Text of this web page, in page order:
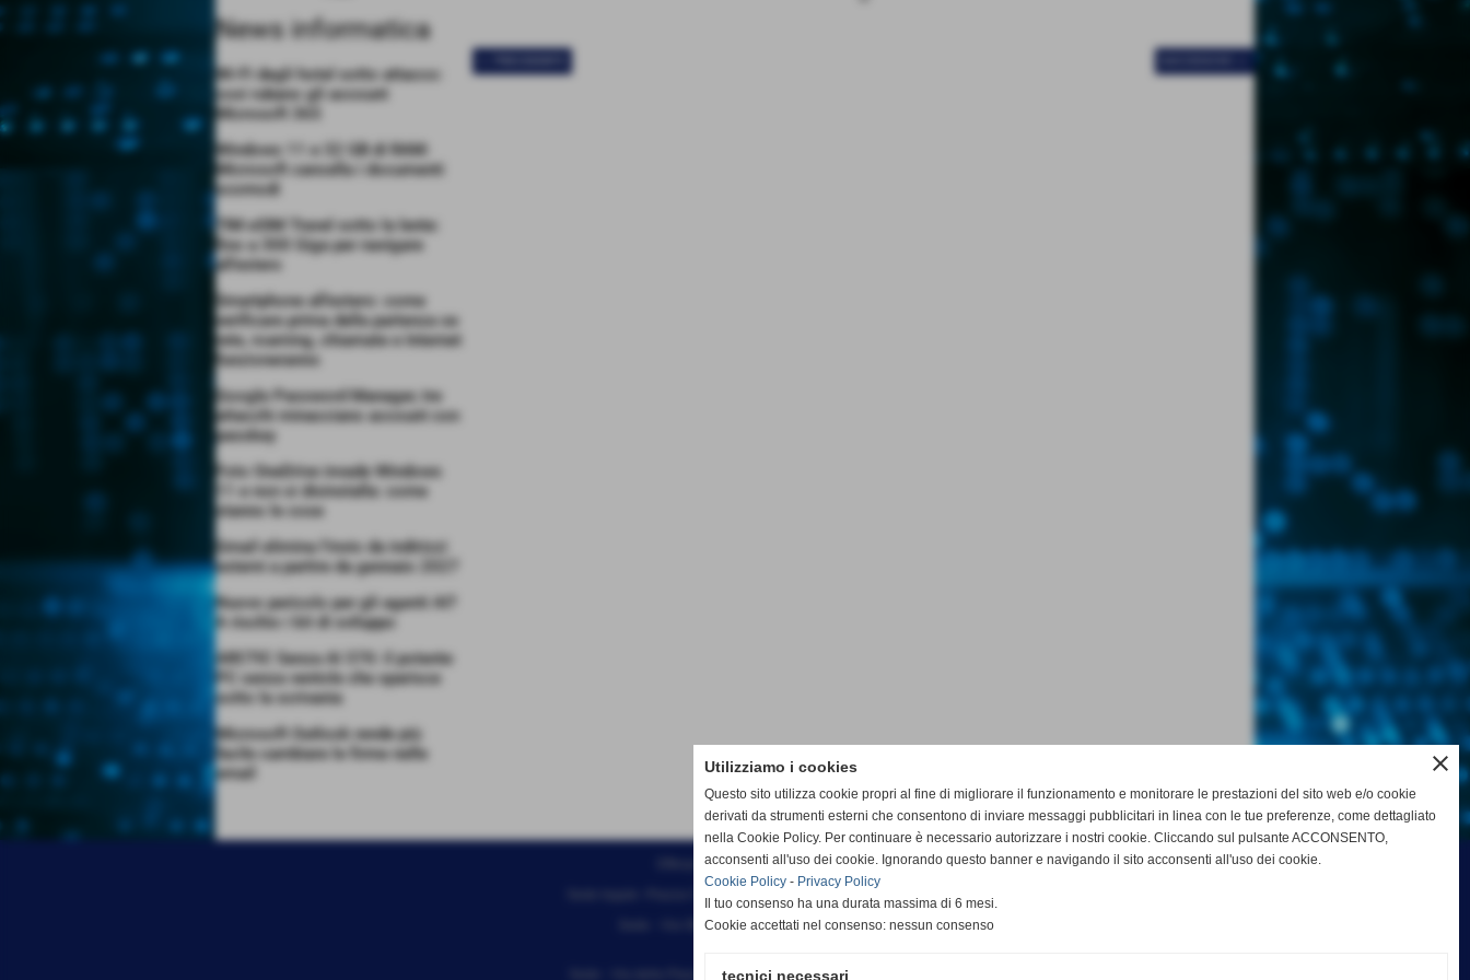
News informatica
Wi-Fi degli hotel sotto attacco:
così rubano gli account
Microsoft 365
Windows 11 e 32 GB di RAM:
Microsoft cancella i documenti
scomodi
TIM eSIM Travel sotto la lente:
fino a 300 Giga per navigare
all’estero
Smartphone all’estero: come
verificare prima della partenza se
rete, roaming, chiamate e Internet
funzioneranno
Google Password Manager, tre
attacchi minacciano account con
passkey
Foto OneDrive invade Windows
11 e non si disinstalla: come
stanno le cose
Gmail elimina l’invio da indirizzi
esterni a partire da gennaio 2027
Nuovo pericolo per gli agenti AI?
A rischio i kit di sviluppo
ARCTIC Senza AI 370: il potente
PC senza ventole che sparisce
sotto la scrivania
Microsoft Outlook rende più
facile cambiare le firme nelle
email
Effesystem di Fabio Favati
Sede legale -Piazza Carducci 18 55045 Pietrasanta (LU)
Sede - Via Ottorino Ciabattini Viareggio
Sede - Via della Piazza Bianca 15 56025 Pontedera (PI)
close
Utilizziamo i cookies
Questo sito utilizza cookie propri al fine di migliorare il funzionamento e monitorare le prestazioni del sito web e/o cookie
derivati da strumenti esterni che consentono di inviare messaggi pubblicitari in linea con le tue preferenze, come dettagliato
nella Cookie Policy. Per continuare è necessario autorizzare i nostri cookie. Cliccando sul pulsante ACCONSENTO,
acconsenti all'uso dei cookie. Ignorando questo banner e navigando il sito acconsenti all'uso dei cookie.
Cookie Policy - Privacy Policy
Il tuo consenso ha una durata massima di 6 mesi.
Cookie accettati nel consenso: nessun consenso
tecnici necessari